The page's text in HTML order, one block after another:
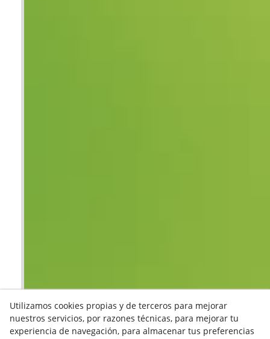
Utilizamos cookies propias y de terceros para mejorar
nuestros servicios, por razones técnicas, para mejorar tu
experiencia de navegación, para almacenar tus preferencias